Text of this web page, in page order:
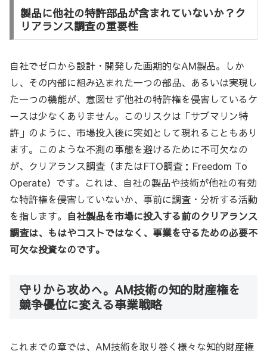
製品に他社の特許部品が含まれていないか？ク
リアランス調査の重要性
自社でゼロから設計・開発した画期的なAM製品。しか
し、その内部に組み込まれた一つの部品、あるいは実現し
た一つの機能が、意図せず他社の特許権を侵害しているケ
ースは少なくありません。このリスクは「サブマリン特
許」のように、市場投入後に突如として現れることもあり
ます。このような不測の事態を避けるために不可欠なの
が、クリアランス調査（またはFTO調査：Freedom To
Operate）です。これは、自社の製品や技術が他社の有効
な特許権を侵害していないか、事前に調査・分析する活動
を指します。 自社製品を市場に投入する前のクリアランス
調査は、もはやコストではなく、事業を守るための必要不
可欠な投資なのです。
守りから攻めへ。AM技術の知的財産権を
競争優位に変える事業戦略
これまでの章では、AM技術を取り巻く様々な知的財産権